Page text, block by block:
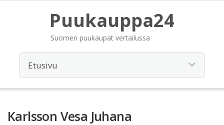
Puukauppa24
Suomen puukaupat vertailussa
Karlsson Vesa Juhana